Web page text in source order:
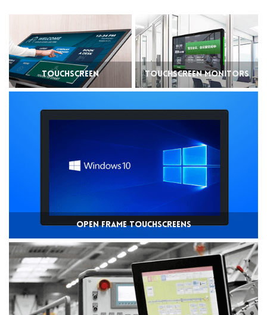
Touchscreen Touchscreen Monitors
Open Frame Touchscreens